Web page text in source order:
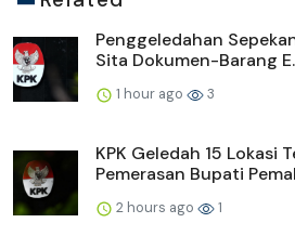
Penggeledahan
Sita Dokumen-Barang
1 hour ago 3
KPK Geledah 15 Lokasi
Pemerasan Bupati
2 hours ago 1